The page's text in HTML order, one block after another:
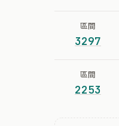
區間
3297
區間
2253